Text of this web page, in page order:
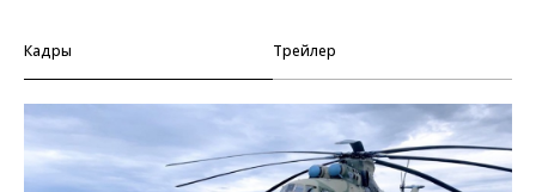
Кадры Трейлер